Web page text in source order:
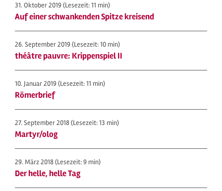
31. Oktober 2019(Lesezeit: 11 min)
Auf einer schwankenden Spitze kreisend
26. September 2019(Lesezeit: 10 min)
théâtre pauvre: Krippenspiel II
10. Januar 2019(Lesezeit: 11 min)
Römerbrief
27. September 2018(Lesezeit: 13 min)
Martyr/olog
29. März 2018(Lesezeit: 9 min)
Der helle, helle Tag